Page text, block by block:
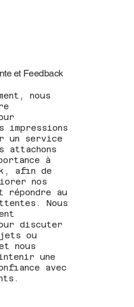
et Feedback
nous
un service
attachons
à
afin de
nos
répondre au
Nous
discuter
ou
nous
une
avec